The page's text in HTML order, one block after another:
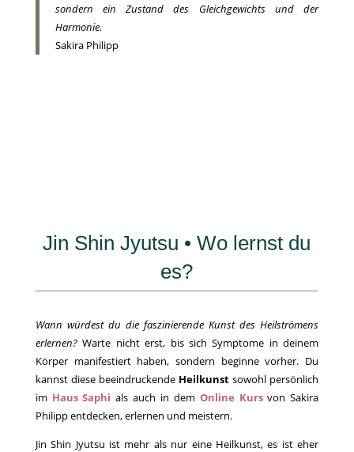
sondern ein Zustand des Gleichgewichts und der
Harmonie.
Sakira Philipp
Jin Shin Jyutsu • Wo lernst du
es?
Wann würdest du die faszinierende Kunst des Heilströmens
erlernen?Warte nicht erst, bis sich Symptome in deinem
Körper manifestiert haben, sondern beginne vorher. Du
kannst diese beeindruckende Heilkunst sowohl persönlich
im Haus Saphi als auch in dem Online Kursvon Sakira
Philipp entdecken, erlernen und meistern.
Jin Shin Jyutsu ist mehr als nur eine Heilkunst, es ist eher